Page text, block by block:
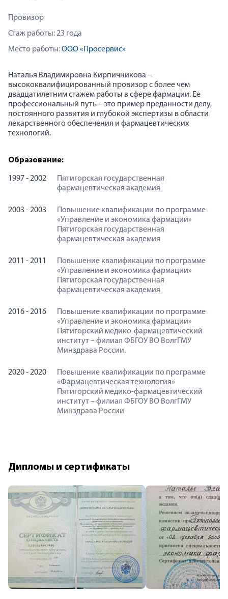
Наталья Кирпичникова
Провизор
Стаж работы: 23 года
Место работы:ООО «Просервис»
Наталья Владимировна Кирпичникова –
высококвалифицированный провизор с более чем
двадцатилетним стажем работы в сфере фармации. Ее
профессиональный путь – это пример преданности делу,
постоянного развития и глубокой экспертизы в области
лекарственного обеспечения и фармацевтических
технологий.
Образование:
1997 - 2002
Пятигорская государственная
фармацевтическая академия
2003 - 2003
Повышение квалификации по программе
«Управление и экономика фармации»
Пятигорская государственная
фармацевтическая академия
2011 - 2011
Повышение квалификации по программе
«Управление и экономика фармации»
Пятигорская государственная
фармацевтическая академия
2016 - 2016
Повышение квалификации по программе
«Управление и экономика фармации»
Пятигорский медико-фармацевтический
институт – филиал ФБГОУ ВО ВолгГМУ
Минздрава России.
2020 - 2020
Повышение квалификации по программе
«Фармацевтическая технология»
Пятигорский медико-фармацевтический
институт – филиал ФБГОУ ВО ВолгГМУ
Минздрава России
Дипломы и сертификаты